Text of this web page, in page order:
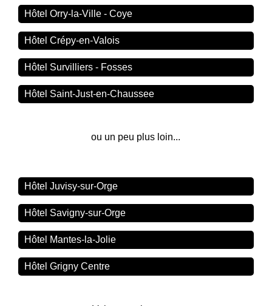
Hôtel Orry-la-Ville - Coye
Hôtel Crépy-en-Valois
Hôtel Survilliers - Fosses
Hôtel Saint-Just-en-Chaussee
ou un peu plus loin...
Hôtel Juvisy-sur-Orge
Hôtel Savigny-sur-Orge
Hôtel Mantes-la-Jolie
Hôtel Grigny Centre